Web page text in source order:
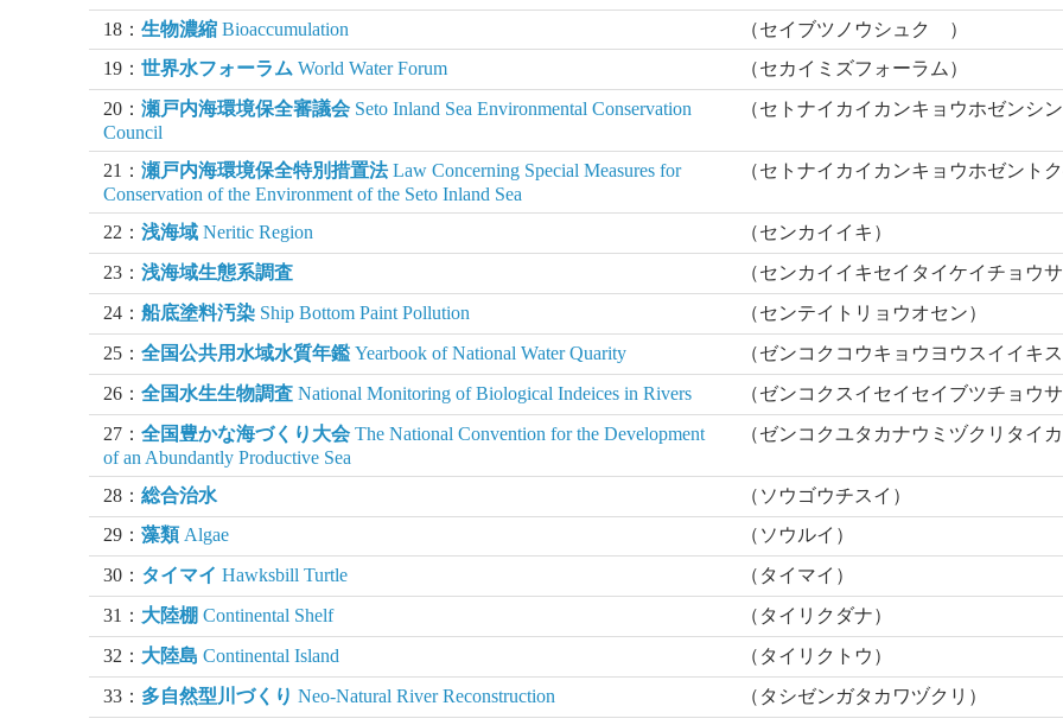
18：生物濃縮 Bioaccumulation
（セイブツノウシュク ）
19：世界水フォーラム World Water Forum
（セカイミズフォーラム）
20：瀬戸内海環境保全審議会 Seto Inland Sea Environmental Conservation
Council
（セトナイカイカンキョウホゼンシン
21：瀬戸内海環境保全特別措置法Law Concerning Special Measures for
Conservation of the Environment of the Seto Inland Sea
（セトナイカイカンキョウホゼント
22：浅海域 Neritic Region
（センカイイキ）
23：浅海域生態系調査
（センカイイキセイタイケイチョウサ
24：船底塗料汚染 Ship Bottom Paint Pollution
（センテイトリョウオセン）
25：全国公共用水域水質年鑑 Yearbook of National Water Quarity
（ゼンコクコウキョウヨウスイイキ
26：全国水生生物調査 National Monitoring of Biological Indeices in Rivers
（ゼンコクスイセイセイブツチョウサ
27：全国豊かな海づくり大会 The National Convention for the Development
of an Abundantly Productive Sea
（ゼンコクユタカナウミヅクリタイカ
28：総合治水
（ソウゴウチスイ）
29：藻類 Algae
（ソウルイ）
30： タイマイ Hawksbill Turtle
（タイマイ）
31： 大陸棚 Continental Shelf
（タイリクダナ）
32： 大陸島 Continental Island
（タイリクトウ）
33： 多自然型川づくり Neo-Natural River Reconstruction
（タシゼンガタカワヅクリ）